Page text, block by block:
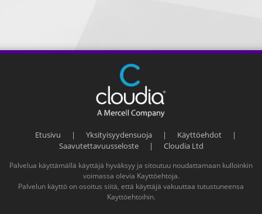
Etusivu | Yksityisyydensuoja | Käyttöehdot
|
Saavutettavuusseloste
| Cloudia Ltd
Palvelua käyttämällä käyttäjä hyväksyy ja sitoutuu noudattamaan kulloinkin
voimassa olevia Kayttöehtoja.
Palvelun käyttö on osoitus siitä, että käyttäjä vakuuttaa tutustuneensa
Kayttöehtoihin.